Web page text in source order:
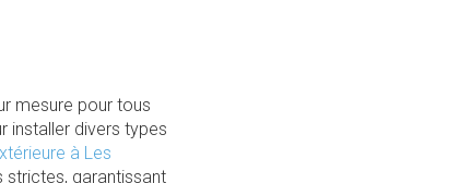
mesure pour tous
installer divers types
à Les
strictes, garantissant